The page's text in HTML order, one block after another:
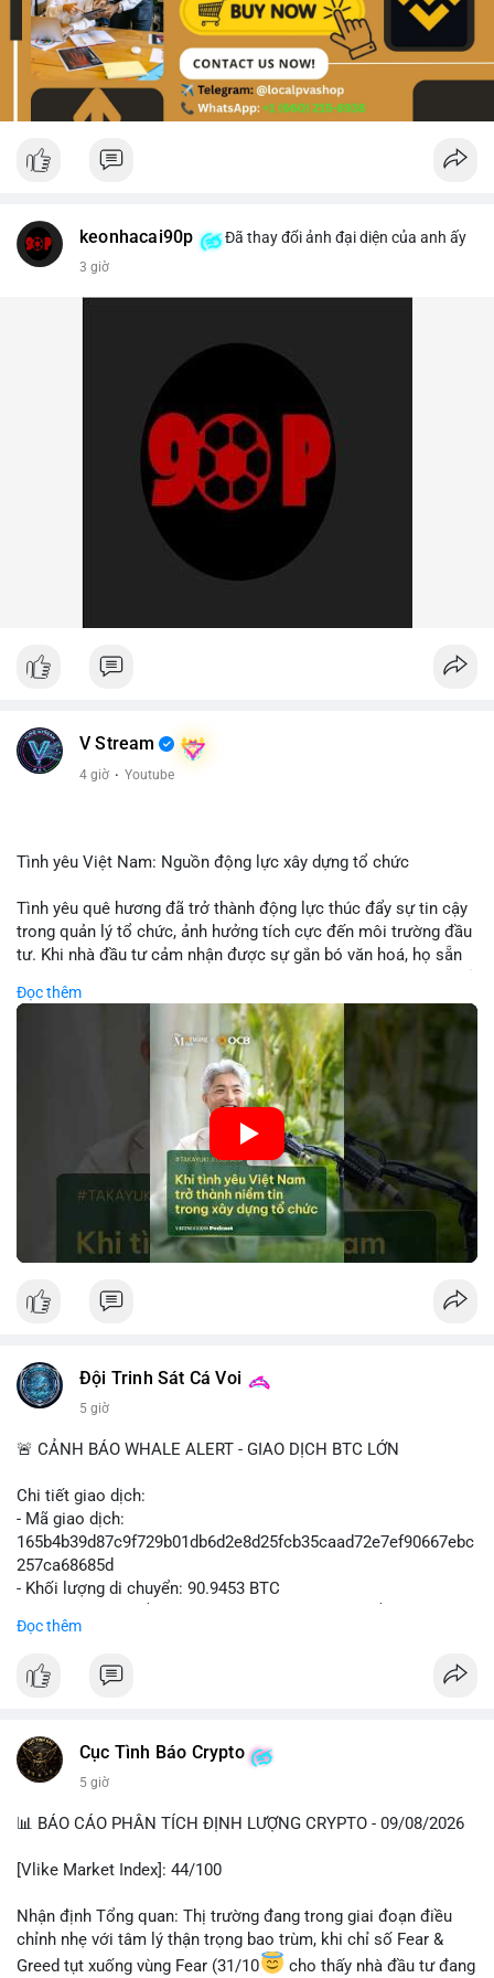
keonhacai90p Đã thay đổi ảnh đại diện của anh ấy
3 giờ
V Stream
4 giờ · Youtube
Tình yêu Việt Nam: Nguồn động lực xây dựng tổ chức
Tình yêu quê hương đã trở thành động lực thúc đẩy sự tin cậy
trong quản lý tổ chức, ảnh hưởng tích cực đến môi trường đầu
tư. Khi nhà đầu tư cảm nhận được sự gắn bó văn hoá, họ sẵn
các công ty blockchain và tiền mã hoá. Sự tăng cường niềm
tin này giúp giảm rủi ro thị trường, cải thiện chi phí vốn và thúc
đẩy sự phát triển bền vững của ngành công nghệ tài chính. Các
nhà quản lý cần khai thác tinh thần này để xây dựng chiến lược
phát triển bền vững và thu hút vốn đầu tư.
🎥 Xem video trực tiếp tại:
Nguồn: VIETSUCCESS
Đọc thêm
Đội Trinh Sát Cá Voi
5 giờ
🚨 CẢNH BÁO WHALE ALERT - GIAO DỊCH BTC LỚN
Chi tiết giao dịch:
- Mã giao dịch:
165b4b39d87c9f729b01db6d2e8d25fcb35caad72e7ef90667ebc
257ca68685d
- Khối lượng di chuyển: 90.9453 BTC
USD)
triệu USD, được chuyển trong một giao dịch duy nhất cho thấy
chủ thể có quy mô tài chính lớn. Nếu điểm đến là ví sàn giao
ngắn hạn. Ngược lại, nếu dòng tiền đổ về ví lạnh hoặc ví tự
giảm thiểu rủi ro sàn. Việc thiếu thông tin địa chỉ nguồn/đích
xác nhận tiếp theo để xác định xu hướng dòng tiền lớn trước
khi hành động.
Đọc thêm
Cục Tình Báo Crypto
5 giờ
📊 BÁO CÁO PHÂN TÍCH ĐỊNH LƯỢNG CRYPTO - 09/08/2026
[Vlike Market Index]: 44/100
Nhận định Tổng quan: Thị trường đang trong giai đoạn điều
chỉnh nhẹ với tâm lý thận trọng bao trùm, khi chỉ số Fear &
Greed tụt xuống vùng Fear (31/10
cho thấy nhà đầu tư đang